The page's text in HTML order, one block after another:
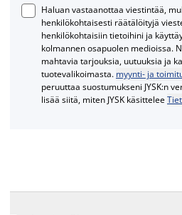
Haluan vastaanottaa viestintää,
henkilökohtaisesti räätälöityjä
henkilökohtaisiin tietoihini ja
kolmannen osapuolen medioissa.
mahtavia tarjouksia, uutuuksia ja
tuotevalikoimasta. myynti- ja
peruuttaa suostumukseni JYSK:n
lisää siitä, miten JYSK käsittelee